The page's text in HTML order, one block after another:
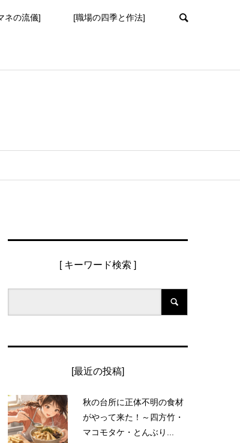
ネの流儀] [職場の四季と作法]
[ キーワード検索 ]
[最近の投稿]
秋の台所に正体不明の食材
がやって来た！～四方竹・
マコモタケ・とんぶり...